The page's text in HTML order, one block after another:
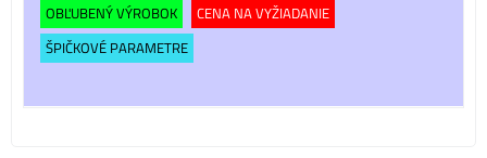
OBĽUBENÝ VÝROBOK
CENA NA VYŽIADANIE
ŠPIČKOVÉ PARAMETRE